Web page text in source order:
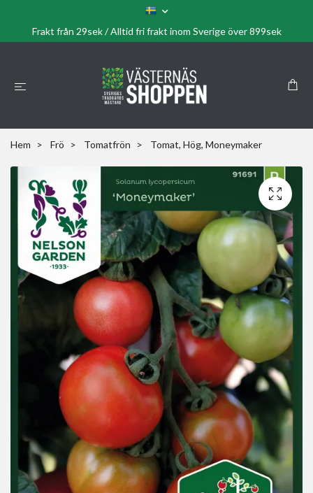
Frakt från 29sek / Alltid fri frakt inom Sverige över 899sek
Hem Frö Tomatfrön Tomat, Hög, Moneymaker